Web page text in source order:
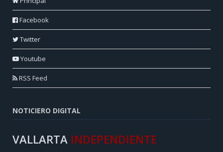
Facebook
Twitter
Youtube
RSS Feed
NOTICIERO DIGITAL
VALLARTA INDEPENDIENTE